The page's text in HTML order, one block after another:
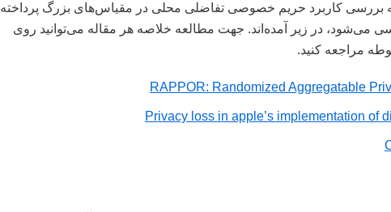
بررسی کاربرد حریم خصوصی تفاضلی محلی در مقیاس‌های بزرگ پرداخته
می‌شود، در زیر آمده‌اند. جهت مطالعه خلاصه هر مقاله می‌توانید روی
مراجعه کنید.
RAPPOR: Randomized Aggregatable
Privacy loss in apple’s implementation of